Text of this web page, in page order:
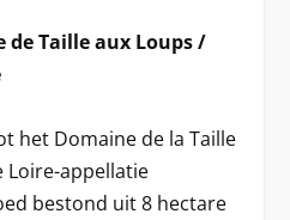
de Taille aux Loups /
het Domaine de la Taille
Loire-appellatie
bestond uit 8 hectare